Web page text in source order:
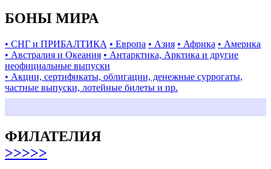
БОНЫ МИРА
• СНГ и ПРИБАЛТИКА • Европа • Азия • Африка • Америка
• Австралия и Океания • Антарктика, Арктика и другие
неофициальные выпуски
• Акции, сертификаты, облигации, денежные суррогаты,
частные выпуски, лотейные билеты и пр.
ФИЛАТЕЛИЯ
>>>>>